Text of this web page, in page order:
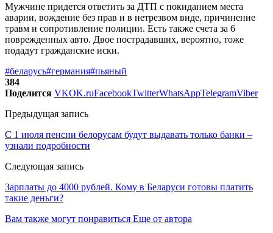
Мужчине придется ответить за ДТП с покиданием места
аварии, вождение без прав и в нетрезвом виде, причинение
травм и сопротивление полиции. Есть также счета за 6
поврежденных авто. Двое пострадавших, вероятно, тоже
подадут гражданские иски.
#беларусь#германия#пьяный
384
Поделится VKOK.ruFacebookTwitterWhatsAppTelegramViber
Предыдущая запись
С 1 июля пенсии белорусам будут выдавать только банки –
узнали подробности
Следующая запись
Зарплаты до 4000 рублей. Кому в Беларуси готовы платить
такие деньги?
Вам также могут понравиться Еще от автора